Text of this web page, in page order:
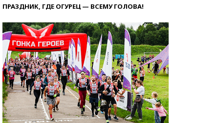
ПРАЗДНИК, ГДЕ ОГУРЕЦ — ВСЕМУ ГОЛОВА!